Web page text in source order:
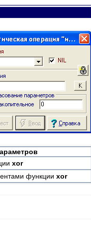
xor
функции xor